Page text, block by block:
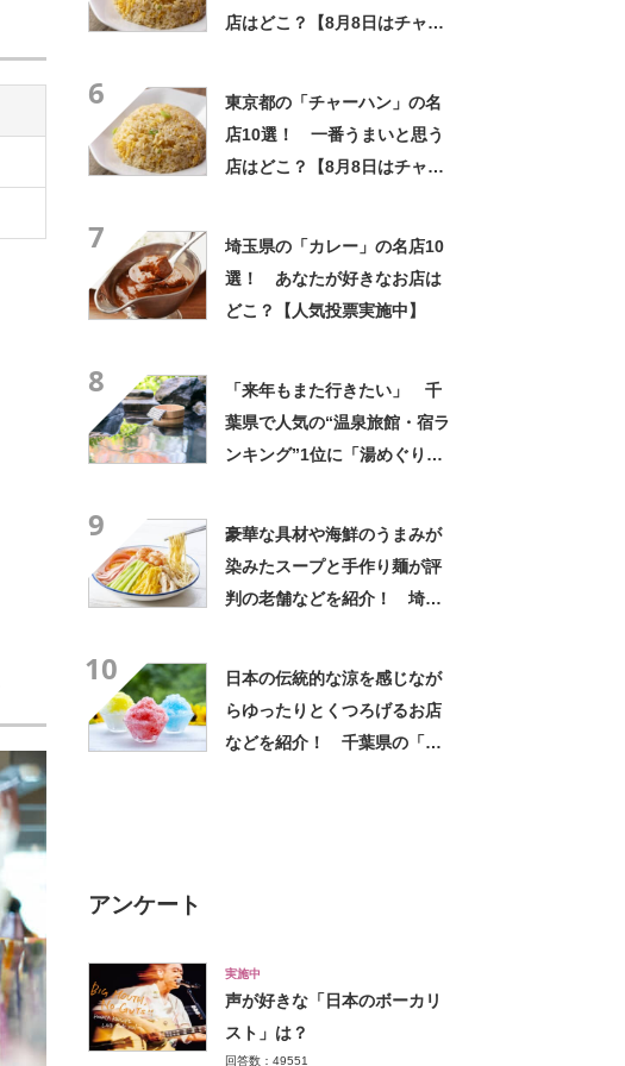
店はどこ？【8月8日はチャー
6
東京都の「チャーハン」の名
店10選！ 一番うまいと思う
店はどこ？【8月8日はチャー
7
埼玉県の「カレー」の名店10
選！ あなたが好きなお店は
どこ？【人気投票実施中】
8
「来年もまた行きたい」 千
葉県で人気の“温泉旅館・宿ラ
ンキング”1位に「湯めぐりで
9
豪華な具材や海鮮のうまみが
染みたスープと手作り麺が評
判の老舗などを紹介！ 埼玉
10
日本の伝統的な涼を感じなが
らゆったりとくつろげるお店
などを紹介！ 千葉県の「か
アンケート
実施中
声が好きな「日本のボーカリ
スト」は？
回答数：49551